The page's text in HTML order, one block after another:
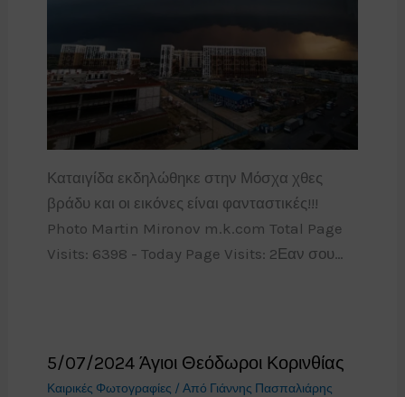
Καταιγίδα εκδηλώθηκε στην Μόσχα χθες
βράδυ και οι εικόνες είναι φανταστικές!!!
Photo Martin Mironov m.k.com Total Page
Visits: 6398 - Today Page Visits: 2Εαν σου…
5/07/2024 Άγιοι Θεόδωροι Κορινθίας
Καιρικές Φωτογραφίες / Από Γιάννης Πασπαλιάρης